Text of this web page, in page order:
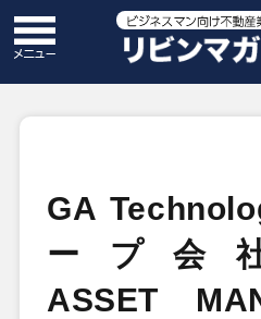
GA
ープ会社
ASSET